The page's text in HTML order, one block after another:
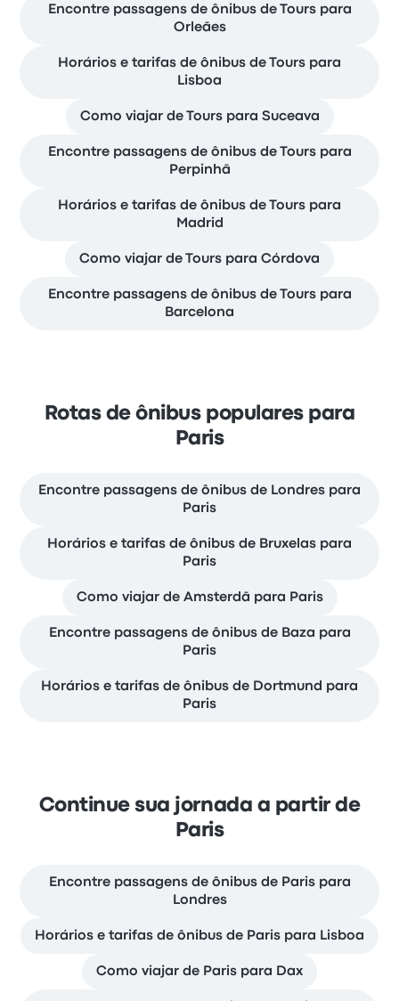
Encontre passagens de ônibus de Tours para
Orleães
Horários e tarifas de ônibus de Tours para
Lisboa
Como viajar de Tours para Suceava
Encontre passagens de ônibus de Tours para
Perpinhã
Horários e tarifas de ônibus de Tours para
Madrid
Como viajar de Tours para Córdova
Encontre passagens de ônibus de Tours para
Barcelona
Rotas de ônibus populares para
Paris
Encontre passagens de ônibus de Londres para
Paris
Horários e tarifas de ônibus de Bruxelas para
Paris
Como viajar de Amsterdã para Paris
Encontre passagens de ônibus de Baza para
Paris
Horários e tarifas de ônibus de Dortmund para
Paris
Continue sua jornada a partir de
Paris
Encontre passagens de ônibus de Paris para
Londres
Horários e tarifas de ônibus de Paris para Lisboa
Como viajar de Paris para Dax